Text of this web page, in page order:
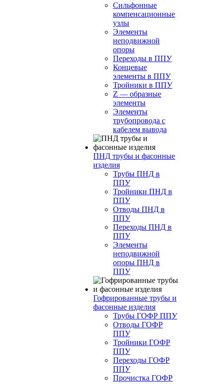
Сильфонные
компенсационные
узлы
Элементы
неподвижной
опоры
Переходы в ППУ
Концевые
элементы в ППУ
Тройники в ППУ
Z — образные
элементы
Элементы
трубопровода с
кабелем вывода
ПНД трубы и фасонные
изделия
Трубы ПНД в
ППУ
Тройники ПНД в
ППУ
Отводы ПНД в
ППУ
Переходы ПНД в
ППУ
Элементы
неподвижной
опоры ПНД в
ППУ
Гофрированные трубы и
фасонные изделия
Трубы ГОФР ППУ
Отводы ГОФР
ППУ
Тройники ГОФР
ППУ
Переходы ГОФР
ППУ
Прочистка ГОФР